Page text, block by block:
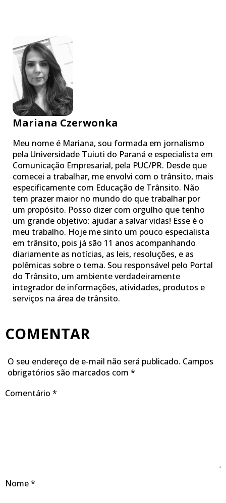
Mariana Czerwonka
Meu nome é Mariana, sou formada em jornalismo
pela Universidade Tuiuti do Paraná e especialista em
Comunicação Empresarial, pela PUC/PR. Desde que
comecei a trabalhar, me envolvi com o trânsito, mais
especificamente com Educação de Trânsito. Não
tem prazer maior no mundo do que trabalhar por
um propósito. Posso dizer com orgulho que tenho
um grande objetivo: ajudar a salvar vidas! Esse é o
meu trabalho. Hoje me sinto um pouco especialista
em trânsito, pois já são 11 anos acompanhando
diariamente as notícias, as leis, resoluções, e as
polêmicas sobre o tema. Sou responsável pelo Portal
do Trânsito, um ambiente verdadeiramente
integrador de informações, atividades, produtos e
serviços na área de trânsito.
COMENTAR
O seu endereço de e-mail não será publicado. Campos
obrigatórios são marcados com *
Comentário *
Nome*